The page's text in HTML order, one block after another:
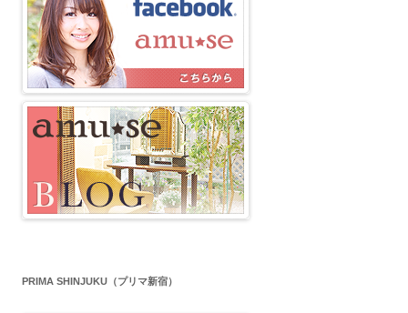
PRIMA SHINJUKU（プリマ新宿）